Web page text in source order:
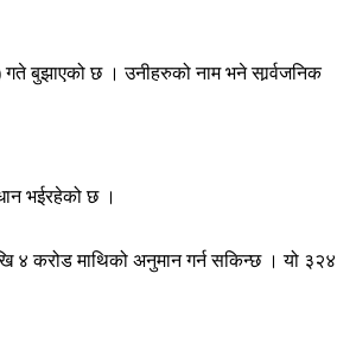
बुझाएको छ । उनीहरुको नाम भने सार्र्वजनिक
भईरहेको छ ।
४ करोड माथिको अनुमान गर्न सकिन्छ । यो ३२४